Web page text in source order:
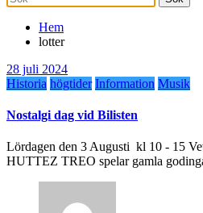
Hem
lotter
28 juli 2024
Historia högtider Information Musik
Nostalgi dag vid Bilisten
Lördagen den 3 Augusti kl 10 - 15
HUTTEZ TREO spelar gamla